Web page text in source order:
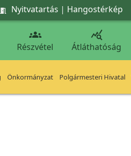
 Nyitvatartás | Hangostérkép

Részvétel

Átláthatóság
Önkormányzat Polgármesteri Hivatal